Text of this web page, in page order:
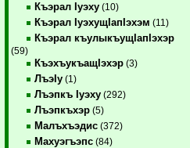
Къэрал Iуэху (10)
Къэрал IуэхущIапIэхэм (11)
Къэрал къулыкъущIапIэхэр
(59)
КъэхъукъащIэхэр (3)
ЛъэIу (1)
Лъэпкъ Iуэху (292)
Лъэпкъхэр (5)
Малъхъэдис (372)
Махуэгъэпс (84)